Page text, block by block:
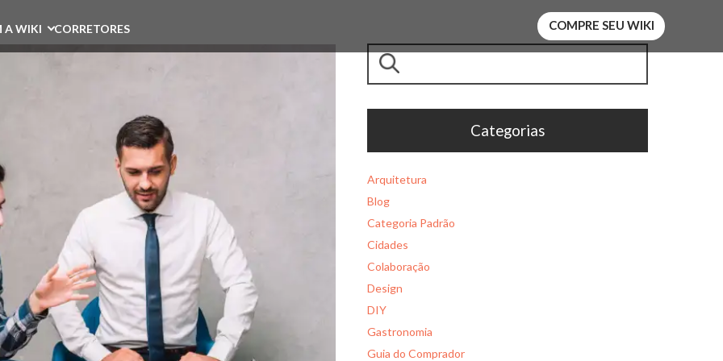
A WIKI CORRETORES COMPRE SEU WIKI
Pesquisar
Categorias
Arquitetura
Blog
Categoria Padrão
Cidades
Colaboração
Design
DIY
Gastronomia
Guia do Comprador